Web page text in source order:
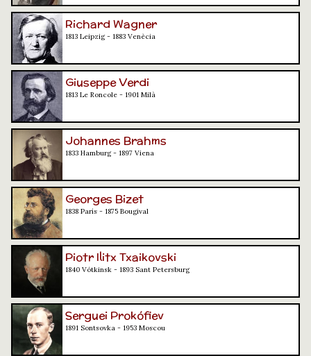
Richard Wagner
1813 Leipzig - 1883 Venècia
Giuseppe Verdi
1813 Le Roncole - 1901 Milà
Johannes Brahms
1833 Hamburg - 1897 Viena
Georges Bizet
1838 París - 1875 Bougival
Piotr Ilitx Txaikovski
1840 Vótkinsk - 1893 Sant Petersburg
Serguei Prokófiev
1891 Sontsovka - 1953 Moscou